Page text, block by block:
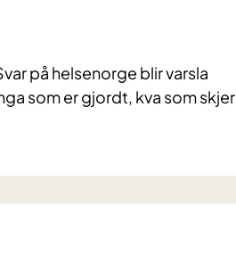
på helsenorge blir varsla
som er gjordt, kva som skjer